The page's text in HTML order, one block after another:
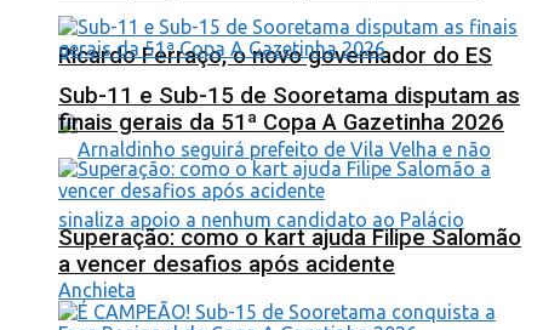
Ricardo Ferraço, o novo governador do ES
Sub-11 e Sub-15 de Sooretama disputam as
finais gerais da 51ª Copa A Gazetinha 2026
Superação: como o kart ajuda Filipe Salomão
a vencer desafios após acidente